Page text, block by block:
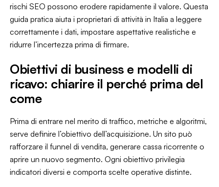
rischi SEO possono erodere rapidamente il valore. Questa
guida pratica aiuta i proprietari di attività in Italia a leggere
correttamente i dati, impostare aspettative realistiche e
ridurre l’incertezza prima di firmare.
Obiettivi di business e modelli di
ricavo: chiarire il perché prima del
come
Prima di entrare nel merito di traffico, metriche e algoritmi,
serve definire l’obiettivo dell’acquisizione. Un sito può
rafforzare il funnel di vendita, generare cassa ricorrente o
aprire un nuovo segmento. Ogni obiettivo privilegia
indicatori diversi e comporta scelte operative distinte.